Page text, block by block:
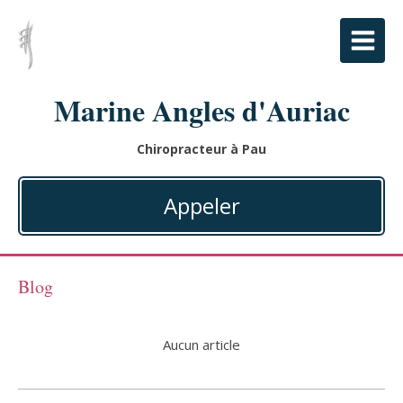
Marine Angles d'Auriac
Chiropracteur à Pau
Appeler
Blog
Aucun article